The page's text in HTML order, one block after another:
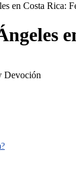
en Costa Rica: